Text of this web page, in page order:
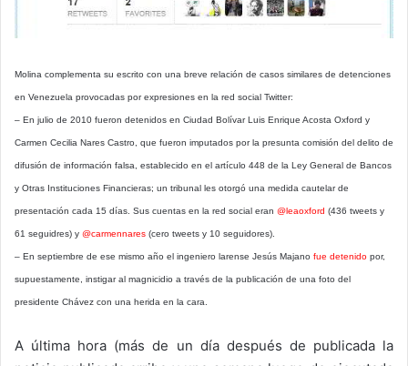
Molina complementa su escrito con una breve relación de casos similares de detenciones
en Venezuela provocadas por expresiones en la red social Twitter:
– En julio de 2010 fueron detenidos en Ciudad Bolívar Luis Enrique Acosta Oxford y
Carmen Cecilia Nares Castro, que fueron imputados por la presunta comisión del delito de
difusión de información falsa, establecido en el artículo 448 de la Ley General de Bancos
y Otras Instituciones Financieras; un tribunal les otorgó una medida cautelar de
presentación cada 15 días. Sus cuentas en la red social eran @leaoxford (436 tweets y
61 seguidres) y @carmennares (cero tweets y 10 seguidores).
– En septiembre de ese mismo año el ingeniero larense Jesús Majano fue detenido por,
supuestamente, instigar al magnicidio a través de la publicación de una foto del
presidente Chávez con una herida en la cara.
A última hora (más de un día después de publicada la